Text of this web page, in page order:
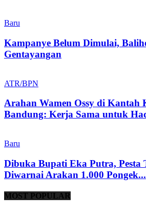
Baru
Kampanye Belum Dimulai,
Gentayangan
ATR/BPN
Arahan Wamen Ossy di Kantah
Bandung: Kerja Sama untuk
Baru
Dibuka Bupati Eka Putra, Pesta
Diwarnai Arakan 1.000 Pongek...
MOST POPULAR